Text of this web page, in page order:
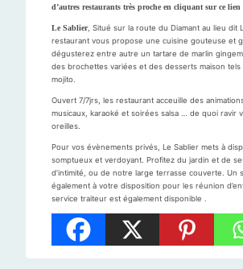
d’autres restaurants très proche en cliquant sur ce lien
Le Sablier, Situé sur la route du Diamant au lieu dit
restaurant vous propose une cuisine gouteuse et
dégusterez entre autre un tartare de marlin
des brochettes variées et des desserts maison
mojito.
Ouvert 7/7jrs, les restaurant acceuille des
musicaux, karaoké et soirées salsa … de quoi ravir
oreilles.
Pour vos évènements privés, Le Sablier mets à
somptueux et verdoyant. Profitez du jardin et de
d’intimité, ou de notre large terrasse couverte. Un
également à votre disposition pour les réunion
service traiteur est également disponible .